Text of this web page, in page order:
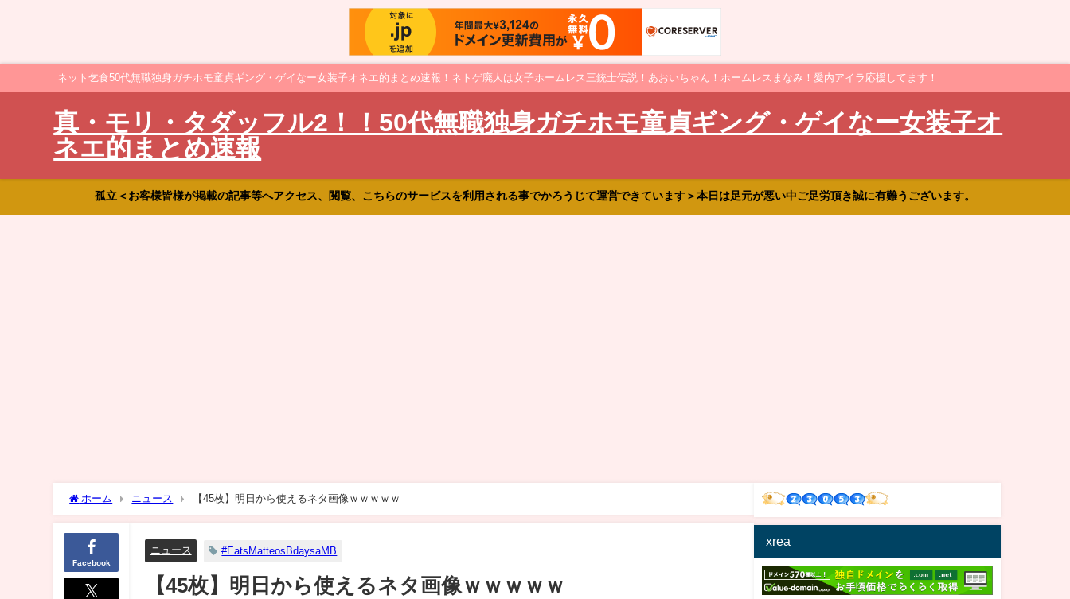
ネット乞食50代無職独身ガチホモ童貞ギング・ゲイなー女装子オネエ的まとめ速報！ネトゲ廃人は女子ホームレス三銃士伝説！あおいちゃん！ホームレスまなみ！愛内アイラ応援してます！
真・モリ・タダッフル2！！50代無職独身ガチホモ童貞ギング・ゲイなー女装子オ
ネエ的まとめ速報
孤立＜お客様皆様が掲載の記事等へアクセス、閲覧、こちらのサービスを利用される事でかろうじて運営できています＞本日は足元が悪い中ご足労頂き誠に有難うございます。
ホーム ニュース 【45枚】明日から使えるネタ画像ｗｗｗｗｗ
Facebook
ニュース #EatsMatteosBdaysaMB
【45枚】明日から使えるネタ画像ｗｗｗｗｗ
xrea